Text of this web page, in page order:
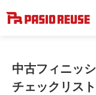
中古フィニッ
チェックリスト